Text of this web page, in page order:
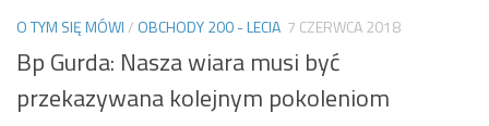
O TYM SIĘ MÓWI/ OBCHODY 200 - LECIA 7 CZERWCA 2018
Bp Gurda: Nasza wiara musi być
przekazywana kolejnym pokoleniom